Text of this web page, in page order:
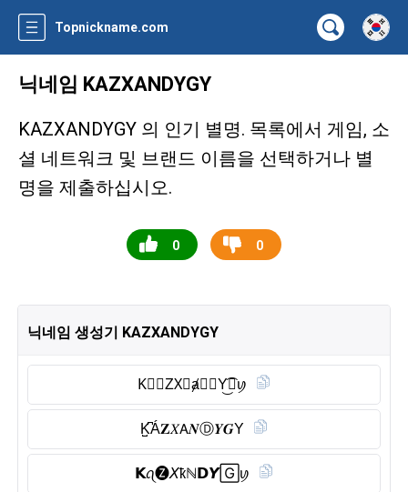
Topnickname.com
닉네임 KAZXANDYGY
KAZXANDYGY 의 인기 별명. 목록에서 게임, 소
셜 네트워크 및 브랜드 이름을 선택하거나 별
명을 제출하십시오.
0 0
닉네임 생성기 KAZXANDYGY
K⃠𝔄ZX⃠ⱥ𝒩🄳Y͜͡𝕲ꪗ
K̺͆Á𝐙𝑋𝖠𝑵Ⓓ︎𝒀𝑮Y
𝗞ꪖ🅩𝘟ҟℕ𝗗𝙔🄶ꪗ